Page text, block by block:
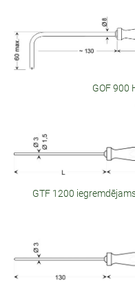
GOF 900
GTF 1200